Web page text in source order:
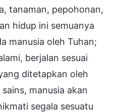
tanaman, pepohonan,
hidup ini semuanya
manusia oleh Tuhan;
berjalan sesuai
ditetapkan oleh
manusia akan
segala sesuatu